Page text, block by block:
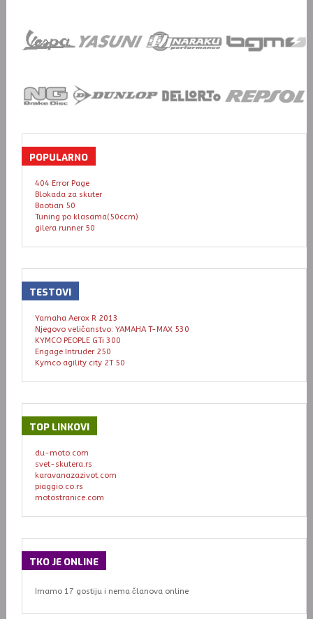
POPULARNO
404 Error Page
Blokada za skuter
Baotian 50
Tuning po klasama(50ccm)
gilera runner 50
TESTOVI
Yamaha Aerox R 2013
Njegovo veličanstvo: YAMAHA T-MAX 530
KYMCO PEOPLE GTi 300
Engage Intruder 250
Kymco agility city 2T 50
TOP LINKOVI
du-moto.com
svet-skutera.rs
karavanazazivot.com
piaggio.co.rs
motostranice.com
TKO JE ONLINE
Imamo 17 gostiju i nema članova online